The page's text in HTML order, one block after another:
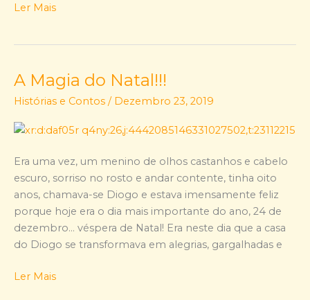
Ler Mais
A Magia do Natal!!!
Histórias e Contos / Dezembro 23, 2019
Era uma vez, um menino de olhos castanhos e cabelo
escuro, sorriso no rosto e andar contente, tinha oito
anos, chamava-se Diogo e estava imensamente feliz
porque hoje era o dia mais importante do ano, 24 de
dezembro… véspera de Natal! Era neste dia que a casa
do Diogo se transformava em alegrias, gargalhadas e
A
Magia
Natal!!!
Ler Mais